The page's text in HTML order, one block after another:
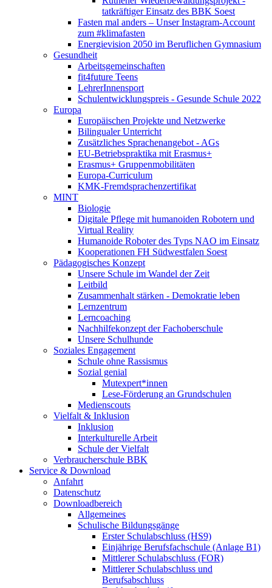
tatkräftiger Einsatz des BBK Soest
Fasten mal anders – Unser Instagram-Account
zum #klimafasten
Energievision 2050 im Beruflichen Gymnasium
Gesundheit
Arbeitsgemeinschaften
fit4future Teens
LehrerInnensport
Schulentwicklungspreis - Gesunde Schule 2022
Europa
Europäischen Projekte und Netzwerke
Bilingualer Unterricht
Zusätzliches Sprachenangebot - AGs
EU-Betriebspraktika mit Erasmus+
Erasmus+ Gruppenmobilitäten
Europa-Curriculum
KMK-Fremdsprachenzertifikat
MINT
Biologie
Digitale Pflege mit humanoiden Robotern und
Virtual Reality
Humanoide Roboter des Typs NAO im Einsatz
Kooperationen FH Südwestfalen Soest
Pädagogisches Konzept
Unsere Schule im Wandel der Zeit
Leitbild
Zusammenhalt stärken - Demokratie leben
Lernzentrum
Lerncoaching
Nachhilfekonzept der Fachoberschule
Unsere Schulhunde
Soziales Engagement
Schule ohne Rassismus
Sozial genial
Mutexpert*innen
Lese-Förderung an Grundschulen
Medienscouts
Vielfalt & Inklusion
Inklusion
Interkulturelle Arbeit
Schule der Vielfalt
Verbraucherschule BBK
Service & Download
Anfahrt
Datenschutz
Downloadbereich
Allgemeines
Schulische Bildungsgänge
Erster Schulabschluss (HS9)
Einjährige Berufsfachschule (Anlage B1)
Mittlerer Schulabschluss (FOR)
Mittlerer Schulabschluss und
Berufsabschluss